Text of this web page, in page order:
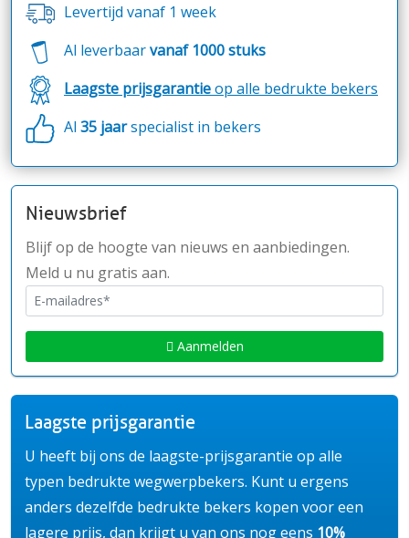
Levertijd vanaf 1 week
Al leverbaarvanaf 1000 stuks
Laagste prijsgarantieop alle bedrukte bekers
Al 35 jaarspecialist in bekers
Nieuwsbrief
Blijf op de hoogte van nieuws en aanbiedingen.
Meld u nu gratis aan.
Aanmelden
Laagste prijsgarantie
U heeft bij ons de laagste-prijsgarantie op alle
typen bedrukte wegwerpbekers. Kunt u ergens
anders dezelfde bedrukte bekers kopen voor een
lagere prijs, dan krijgt u van ons nog eens 10%